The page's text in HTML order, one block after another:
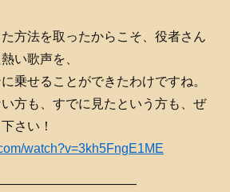
方法を取ったからこそ、役者さん
い歌声を、
乗せることができたわけですね。
方も、すでに見たという方も、ぜ
さい！
watch?v=3kh5FngE1ME